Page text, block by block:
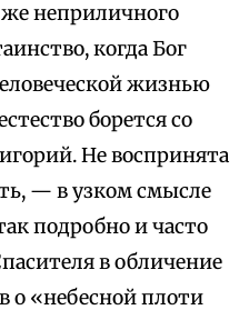
неприличного
когда Бог
жизнью
борется со
Не воспринята
— в узком смысле
подробно и часто
в обличение
о «небесной плоти